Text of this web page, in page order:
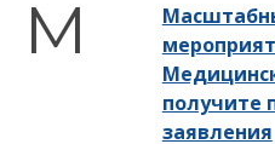
получите
заявления